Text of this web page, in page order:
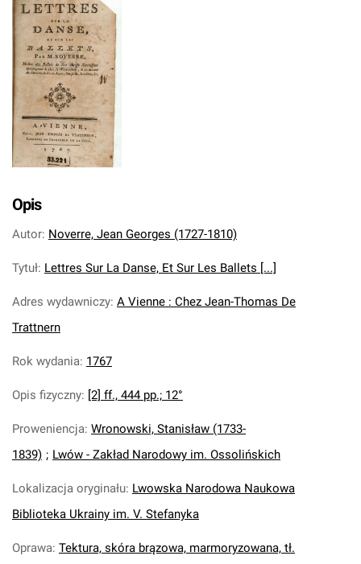
Opis
Autor: Noverre, Jean Georges (1727-1810)
Tytuł: Lettres Sur La Danse, Et Sur Les Ballets [...]
Adres wydawniczy: A Vienne : Chez Jean-Thomas De
Trattnern
Rok wydania: 1767
Opis fizyczny: [2] ff., 444 pp.; 12°
Proweniencja: Wronowski, Stanisław (1733-
1839) ; Lwów - Zakład Narodowy im. Ossolińskich
Lokalizacja oryginału: Lwowska Narodowa Naukowa
Biblioteka Ukrainy im. V. Stefanyka
Oprawa: Tektura, skóra brązowa, marmoryzowana, tł.